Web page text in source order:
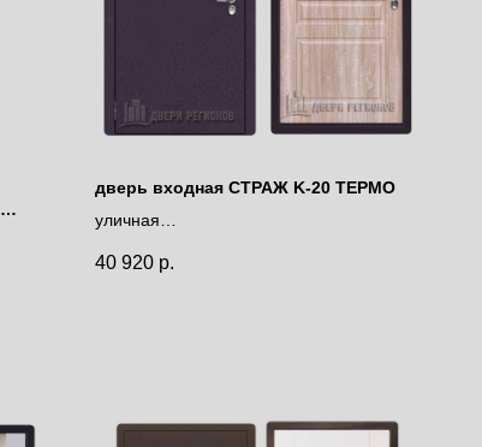
дверь входная СТРАЖ K-20 ТЕРМО
уличная
40 920 р.